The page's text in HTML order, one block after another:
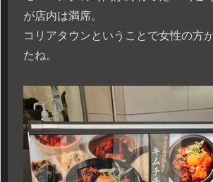
が店内は満席。
コリアタウンということで女性の方
たね。